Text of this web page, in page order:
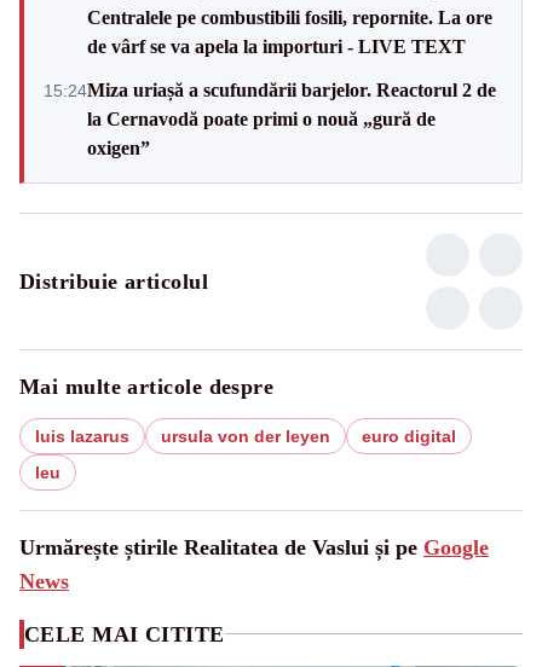
Centralele pe combustibili fosili, repornite. La ore
de vârf se va apela la importuri - LIVE TEXT
15:24Miza uriașă a scufundării barjelor. Reactorul 2 de
la Cernavodă poate primi o nouă „gură de
oxigen”
Distribuie articolul
Mai multe articole despre
luis lazarus ursula von der leyen
euro digital
leu
Urmărește știrile Realitatea de Vaslui și pe Google
News
CELE MAI CITITE